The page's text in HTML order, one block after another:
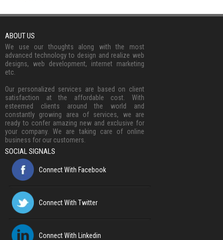
ABOUT US
We use our thoughts along with the most
advanced technology to design and realize web
designs, web development, internet marketing
etc.
Our personalized services are based on client
satisfaction at the affordable cost. With
esteemed clients around the world and
constantly growing area of services, we are
ready to confer amazing new and exclusive for
your company. We are taking care of online
business for our customers.
SOCIAL SIGNALS
Connect With Facebook
Connect With Twitter
Connect With Linkedin